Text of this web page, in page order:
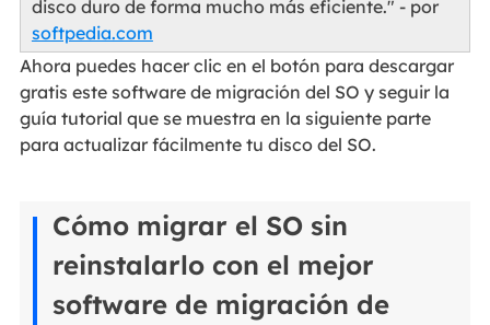
disco duro de forma mucho más eficiente." - por
softpedia.com
Ahora puedes hacer clic en el botón para descargar
gratis este software de migración del SO y seguir la
guía tutorial que se muestra en la siguiente parte
para actualizar fácilmente tu disco del SO.
Cómo migrar el SO sin
reinstalarlo con el mejor
software de migración de